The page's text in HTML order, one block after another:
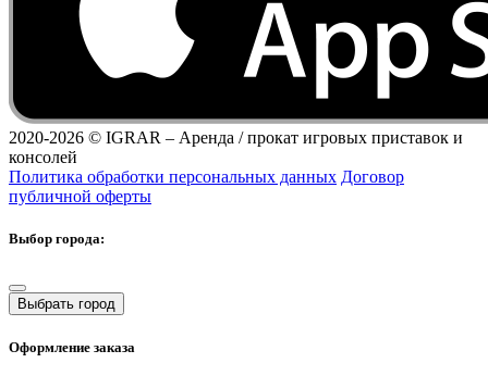
2020-2026 © IGRAR – Аренда / прокат игровых приставок и
консолей
Политика обработки персональных данных Договор
публичной оферты
Выбор города:
Выбрать город
Оформление заказа